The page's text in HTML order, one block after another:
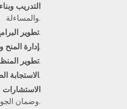
التدريب
والمساءلة.
تطوير: التنمية الدولية، برامج التعافي، تنسيق المجتمع المدني وإشراكه.
إدارة المنح: تطوير المقترحات، جمع التبرعات، الامتثال لمتطلبات المانحين.
تطوير: التدريب على القيادة، التخطيط الاستراتيجي، والتوجيه المهني.
الاستجابة: إدارة الكوارث والمخيمات، تحليل النزاعات، والتنسيق الإنساني.
الاستشارات
للشركات متعددة الجنسيات (ESG)، وضمان الجودة وتحليل البيانات.